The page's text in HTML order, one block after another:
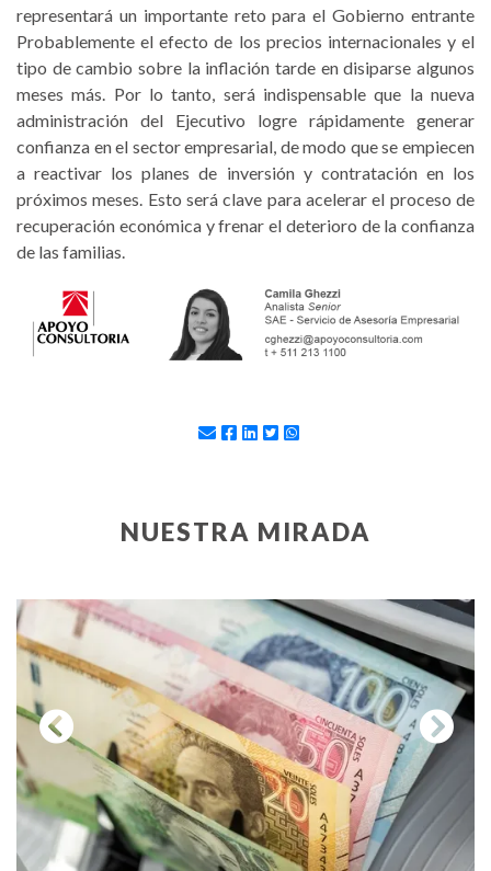
representará un importante reto para el Gobierno entrante
Probablemente el efecto de los precios internacionales y el
tipo de cambio sobre la inflación tarde en disiparse algunos
meses más. Por lo tanto, será indispensable que la nueva
administración del Ejecutivo logre rápidamente generar
confianza en el sector empresarial, de modo que se empiecen
a reactivar los planes de inversión y contratación en los
próximos meses. Esto será clave para acelerar el proceso de
recuperación económica y frenar el deterioro de la confianza
de las familias.
NUESTRA MIRADA
Previous Next